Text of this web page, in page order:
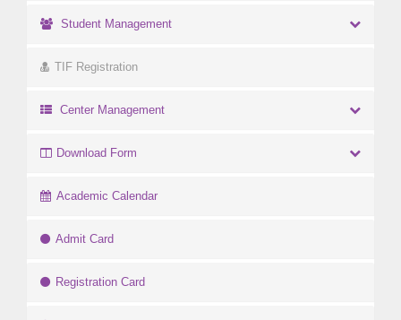
Student Management
TIF Registration
Center Management
Download Form
Academic Calendar
Admit Card
Registration Card